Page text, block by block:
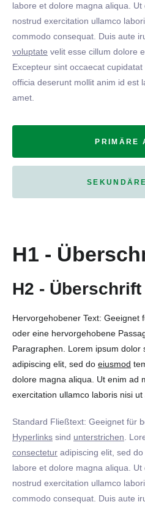
labore et dolore magna aliqua.
nostrud exercitation ullamco
commodo consequat. Duis aute
voluptate velit esse cillum dolore
Excepteur sint occaecat
officia deserunt mollit anim id est
amet.
PRIMÄRE
H1 -
H2 - Überschrift
Hervorgehobener Text: Geeignet
oder eine hervorgehobene
Paragraphen. Lorem ipsum dolor
adipiscing elit, sed do eiusmod
dolore magna aliqua. Ut enim ad
exercitation ullamco laboris nisi ut
Standard Fließtext: Geeignet für
Hyperlinks sind unterstrichen.
consectetur adipiscing elit, sed
labore et dolore magna aliqua.
nostrud exercitation ullamco
commodo consequat. Duis aute